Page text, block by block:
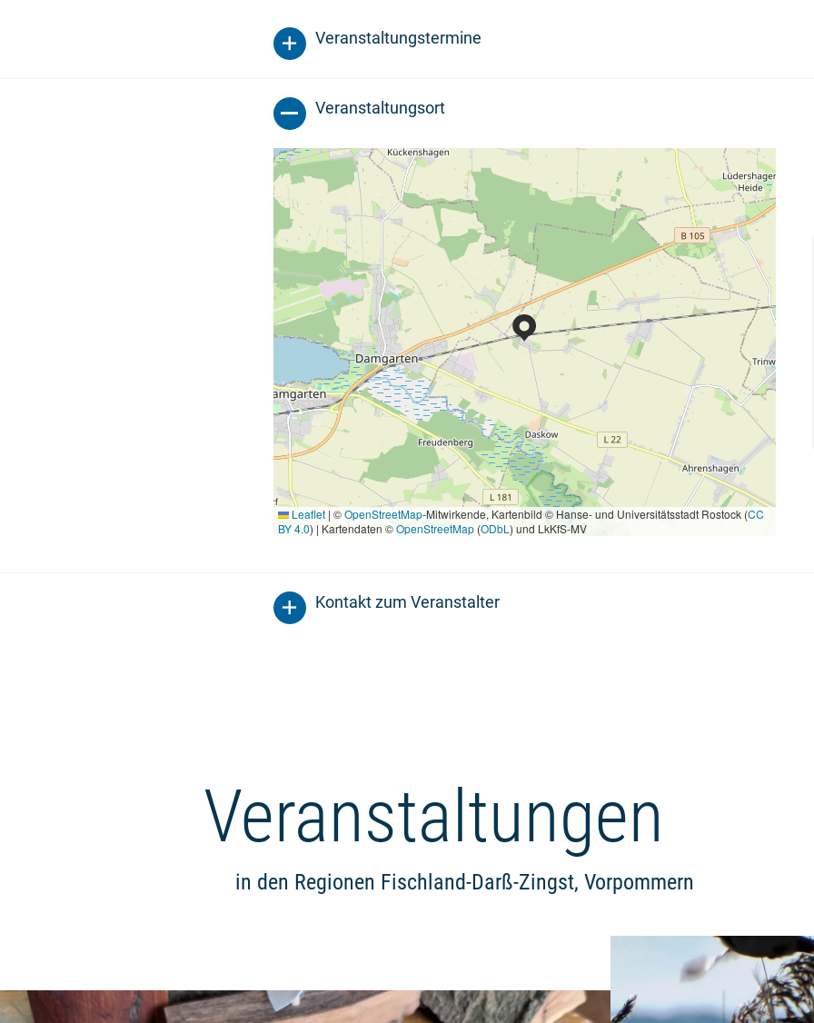
Veranstaltungstermine
Veranstaltungsort
Leaflet | ©OpenStreetMap-Mitwirkende, Kartenbild © Hanse- und Universitätsstadt Rostock (CC
BY 4.0) | Kartendaten ©OpenStreetMap(ODbL ) und LkKfS-MV
Kontakt zum Veranstalter
Veranstaltungen
in den Regionen Fischland-Darß-Zingst, Vorpommern
Weiterlesen: "Schnitzmobil